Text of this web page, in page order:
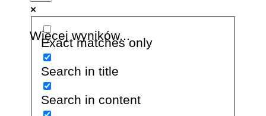
Więcej wyników...
Exact matches only
Search in title
Search in content